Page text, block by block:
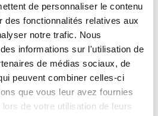
de personnaliser le contenu
des fonctionnalités relatives aux
notre trafic. Nous
informations sur l'utilisation de
de médias sociaux, de
peuvent combiner celles-ci
que vous leur avez fournies
de votre utilisation de leurs